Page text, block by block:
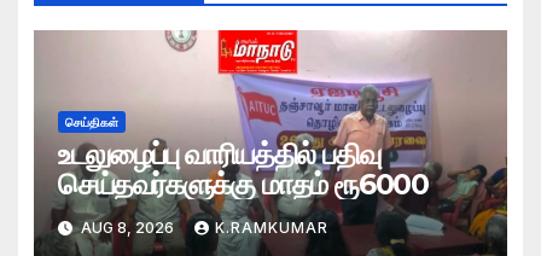
செய்திகள்
உடலுழைப்பு வாரியத்தில் பதிவு
செய்தவர்களுக்கு மாதம் ரூ6000
AUG 8, 2026 K.RAMKUMAR